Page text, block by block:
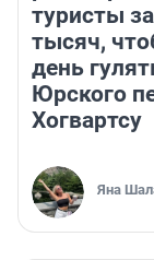
туристы
тысяч,
день
Юрского
Хогвартсу
Яна